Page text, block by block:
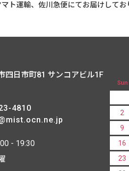
ト運輸、佐川急便にてお届けしてお
四日市町81 サンコアビル1F
4810
- 19:30
Sun
2
9
16
23